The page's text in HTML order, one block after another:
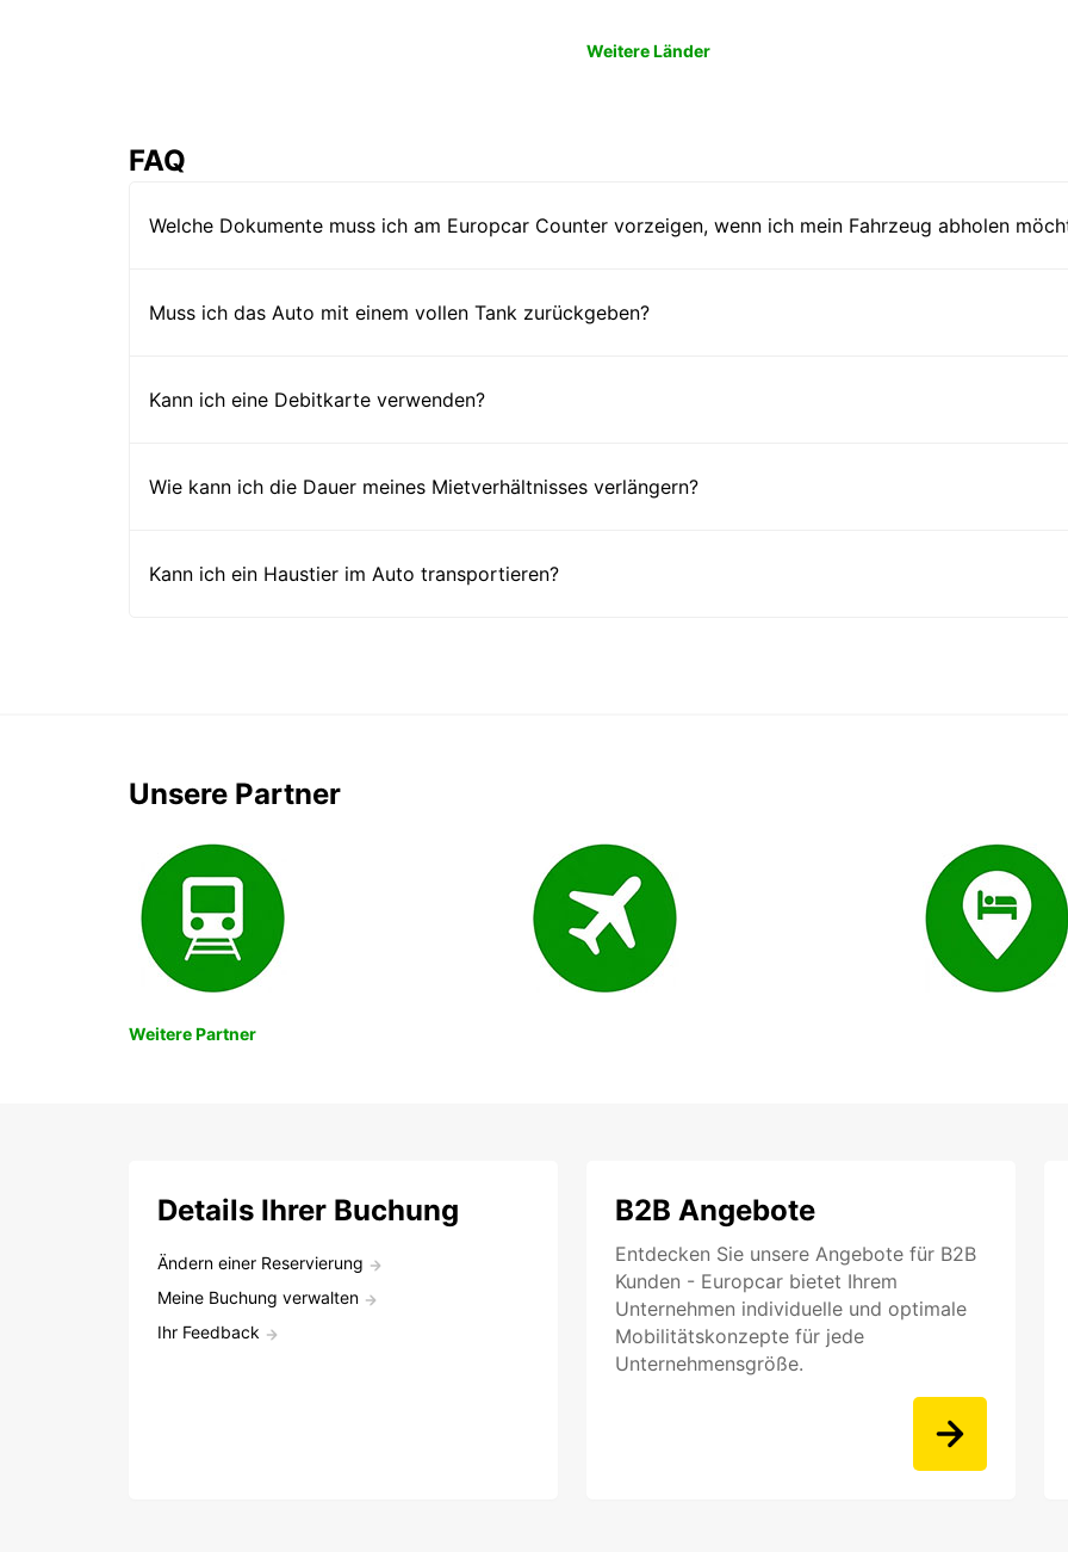
Weitere Länder
FAQ
Welche Dokumente muss ich am Europcar Counter vorzeigen, wenn ich mein Fahrzeug abholen
Muss ich das Auto mit einem vollen Tank zurückgeben?
Kann ich eine Debitkarte verwenden?
Wie kann ich die Dauer meines Mietverhältnisses verlängern?
Kann ich ein Haustier im Auto transportieren?
Unsere Partner
Weitere Partner
Details Ihrer Buchung
Ändern einer Reservierung
Meine Buchung verwalten
Ihr Feedback
B2B Angebote
Entdecken Sie unsere Angebote für B2B
Kunden - Europcar bietet Ihrem
Unternehmen individuelle und optimale
Mobilitätskonzepte für jede
Unternehmensgröße.